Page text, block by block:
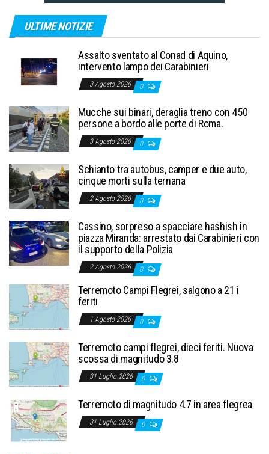
ULTIME NOTIZIE
Assalto sventato al Conad di Aquino,
intervento lampo dei Carabinieri
3 Agosto 2026 0
Mucche sui binari, deraglia treno con 450
persone a bordo alle porte di Roma.
3 Agosto 2026 0
Schianto tra autobus, camper e due auto,
cinque morti sulla ternana
2 Agosto 2026 0
Cassino, sorpreso a spacciare hashish in
piazza Miranda: arrestato dai Carabinieri con
il supporto della Polizia
2 Agosto 2026 0
Terremoto Campi Flegrei, salgono a 21 i
feriti
1 Agosto 2026 0
Terremoto campi flegrei, dieci feriti. Nuova
scossa di magnitudo 3.8
31 Luglio 2026 0
Terremoto di magnitudo 4.7 in area flegrea
31 Luglio 2026 0